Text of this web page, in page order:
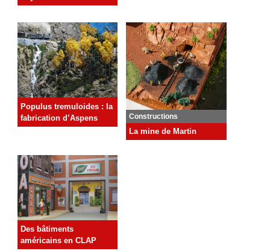
Populus tremuloides : la
fabrication d’Aspens
Constructions
La mine de Martin
Des bâtiments
américains en CLAP